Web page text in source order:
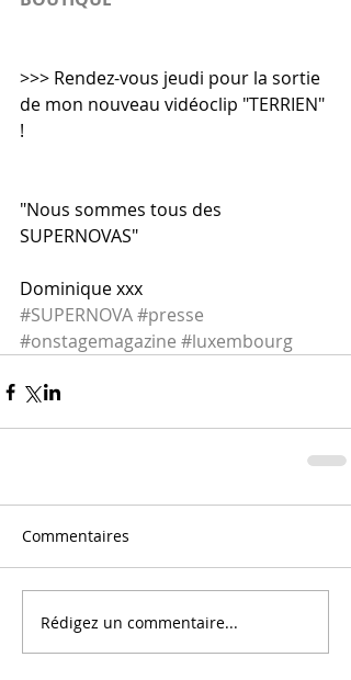
>>> Rendez-vous jeudi pour la sortie
de mon nouveau vidéoclip "TERRIEN"
!
"Nous sommes tous des
SUPERNOVAS"
Dominique xxx
#SUPERNOVA#presse
#onstagemagazine #luxembourg
Commentaires
Rédigez un commentaire...